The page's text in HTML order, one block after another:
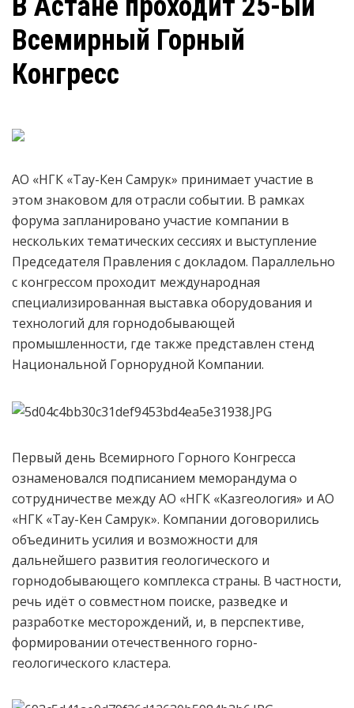
Всемирный Горный
Конгресс
АО «НГК «Тау-Кен Самрук» принимает участие в
этом знаковом для отрасли событии. В рамках
форума запланировано участие компании в
нескольких тематических сессиях и выступление
Председателя Правления с докладом. Параллельно
с конгрессом проходит международная
специализированная выставка оборудования и
технологий для горнодобывающей
промышленности, где также представлен стенд
Национальной Горнорудной Компании.
Первый день Всемирного Горного Конгресса
ознаменовался подписанием меморандума о
сотрудничестве между АО «НГК «Казгеология» и АО
«НГК «Тау-Кен Самрук». Компании договорились
объединить усилия и возможности для
дальнейшего развития геологического и
горнодобывающего комплекса страны. В частности,
речь идёт о совместном поиске, разведке и
разработке месторождений, и, в перспективе,
формировании отечественного горно-
геологического кластера.